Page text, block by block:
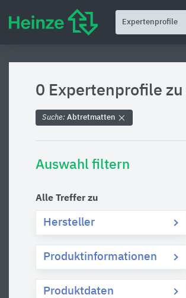
Expertenprofile
0 Expertenprofile zu
Suche: Abtretmatten
Auswahl filtern
Alle Treffer zu
Hersteller
Produktinformationen
Produktdaten